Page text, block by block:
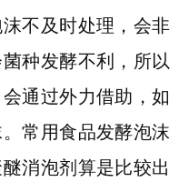
不及时处理，会非
种发酵不利，所以
通过外力借助，如
常用食品发酵泡沫
消泡剂算是比较出